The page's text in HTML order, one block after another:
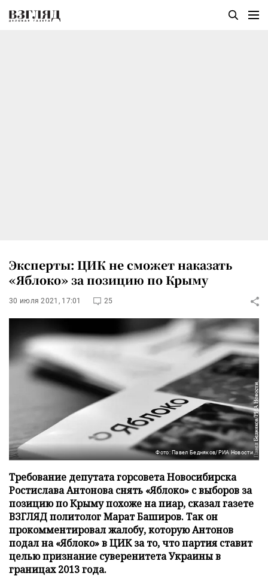
Эксперты: ЦИК не сможет наказать
«Яблоко» за позицию по Крыму
30 июля 2021, 17:01 25
Фото: Павел Бедняков/РИА Новости
Требование депутата горсовета Новосибирска
Ростислава Антонова снять «Яблоко» с выборов за
позицию по Крыму похоже на пиар, сказал газете
ВЗГЛЯД политолог Марат Баширов. Так он
прокомментировал жалобу, которую Антонов
подал на «Яблоко» в ЦИК за то, что партия ставит
целью признание суверенитета Украины в
границах 2013 года.